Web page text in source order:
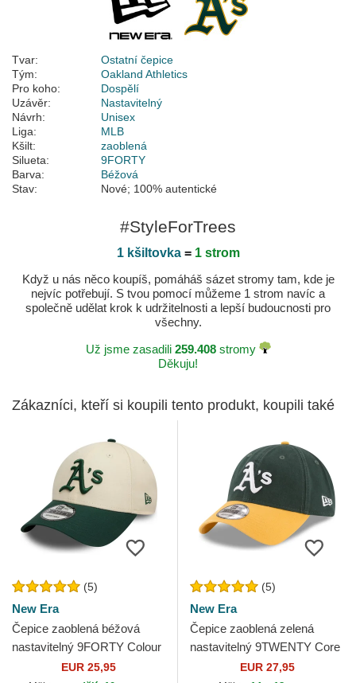
Tvar:
Ostatní čepice
Tým:
Oakland Athletics
Pro koho:
Dospělí
Uzávěr:
Nastavitelný
Návrh:
Unisex
Liga:
MLB
Kšilt:
zaoblená
Silueta:
9FORTY
Barva:
Béžová
Stav:
Nové; 100% autentické
#StyleForTrees
1 kšiltovka= 1 strom
Když u nás něco koupíš, pomáháš sázet stromy tam, kde je
nejvíc potřebují. S tvou pomocí můžeme 1 strom navíc a
společně udělat krok k udržitelnosti a lepší budoucnosti pro
všechny.
Už jsme zasadili 259.408stromy
Děkuju!
Zákazníci, kteří si koupili tento produkt, koupili také
(5)
New Era
Čepice zaoblená béžová
nastavitelný 9FORTY Colour
Block Oakland Athletics MLB
EUR 25,95
(5)
New Era
Čepice zaoblená zelená
nastavitelný 9TWENTY Core
Classic Oakland Athletics
EUR 27,95